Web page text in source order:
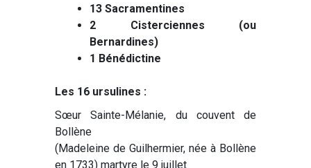
13 Sacramentines
2 Cisterciennes (ou
Bernardines)
1 Bénédictine
Les 16 ursulines :
Sœur Sainte-Mélanie, du couvent de
Bollène
(Madeleine de Guilhermier, née à Bollène
en 1733) martyre le 9 juillet